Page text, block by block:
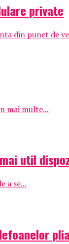
private
din punct de
mai multe...
util
a se...